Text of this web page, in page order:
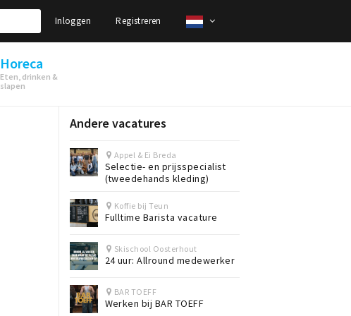
Inloggen Registreren
Horeca
Eten, drinken &
slapen
Andere vacatures
Appel & Ei Breda
Selectie- en prijsspecialist
(tweedehands kleding)
Koffie bij Teun
Fulltime Barista vacature
Skischool Oosterhout
24 uur: Allround medewerker
BAR TOEFF
Werken bij BAR TOEFF